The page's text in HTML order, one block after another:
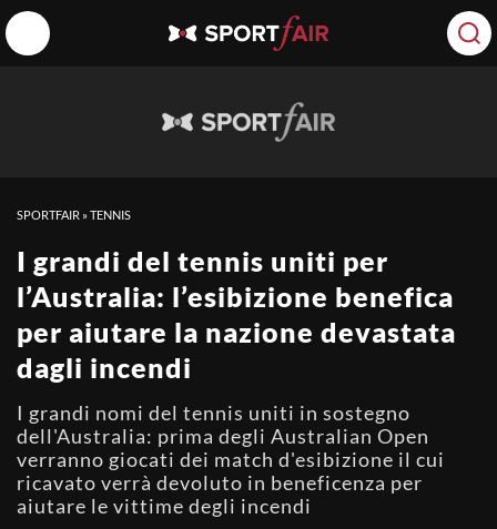
SPORTFAIR »TENNIS
I grandi del tennis uniti per
l’Australia: l’esibizione benefica
per aiutare la nazione devastata
dagli incendi
I grandi nomi del tennis uniti in sostegno
dell'Australia: prima degli Australian Open
verranno giocati dei match d'esibizione il cui
ricavato verrà devoluto in beneficenza per
aiutare le vittime degli incendi